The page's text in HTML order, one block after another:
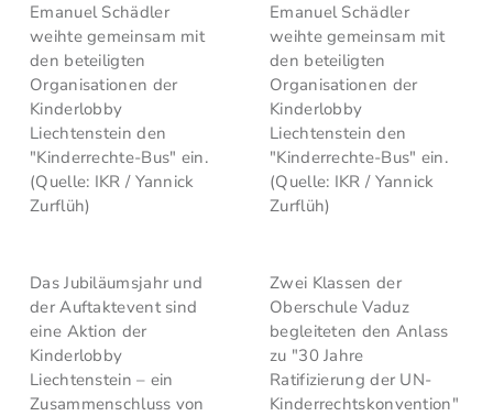
Emanuel Schädler
weihte gemeinsam mit
den beteiligten
Organisationen der
Kinderlobby
Liechtenstein den
"Kinderrechte-Bus" ein.
(Quelle: IKR / Yannick
Zurflüh)
Emanuel Schädler
weihte gemeinsam mit
den beteiligten
Organisationen der
Kinderlobby
Liechtenstein den
"Kinderrechte-Bus" ein.
(Quelle: IKR / Yannick
Zurflüh)
Das Jubiläumsjahr und
der Auftaktevent sind
eine Aktion der
Kinderlobby
Liechtenstein – ein
Zusammenschluss von
Zwei Klassen der
Oberschule Vaduz
begleiteten den Anlass
zu "30 Jahre
Ratifizierung der UN-
Kinderrechtskonvention"